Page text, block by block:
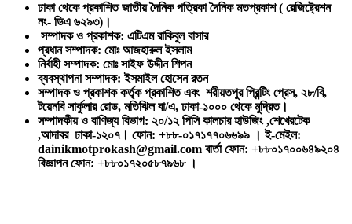
ঢাকা থেকে প্রকাশিত জাতীয় দৈনিক পত্রিকা দৈনিক মতপ্রকাশ ( রেজিষ্ট্রেশন
নং- ডিএ ৬২৯৩)।
সম্পাদক ও প্রকাশক: এটিএম রাকিবুল বাসার
প্রধান সম্পাদক: মোঃ আজহারুল ইসলাম
নির্বাহী সম্পাদক: মোঃ সাইফ উদ্দীন শিপন
ব্যবস্থাপনা সম্পাদক: ইসমাইল হোসেন রতন
সম্পাদক ও প্রকাশক কর্তৃক প্রকাশিত এবং শরীয়তপুর প্রিন্টিং প্রেস, ২৮/বি,
টয়েনবি সার্কুলার রোড, মতিঝিল বা/এ, ঢাকা-১০০০ থেকে মুদ্রিত।
সম্পাদকীয় ও বাণিজ্য বিভাগ: ২০/১২ পিসি কালচার হাউজিং ,শেখেরটেক
,আদাবর ঢাকা-১২০৭। ফোন: +৮৮-০১৭১৭৭০৬৬৯৯ । ই-মেইল:
dainikmotprokash@gmail.com বার্তা ফোন: +৮৮০১৭০০৬৪৯২০৪
বিজ্ঞাপন ফোন: +৮৮০১৭২০৫৮৭৯৬৮ ।